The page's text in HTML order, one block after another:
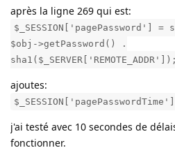
après la ligne 269 qui est:
$_SESSION['pagePassword']
$obj->getPassword() .
ajoutes:
j'ai testé avec 10 secondes de
fonctionner.